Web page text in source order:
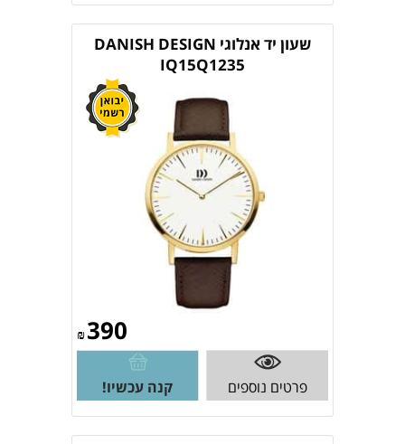
שעון יד אנלוגי DANISH DESIGN
IQ15Q1235
₪390
פרטים נוספים קנה עכשיו!